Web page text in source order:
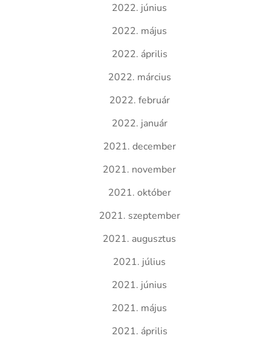
2022. június
2022. május
2022. április
2022. március
2022. február
2022. január
2021. december
2021. november
2021. október
2021. szeptember
2021. augusztus
2021. július
2021. június
2021. május
2021. április